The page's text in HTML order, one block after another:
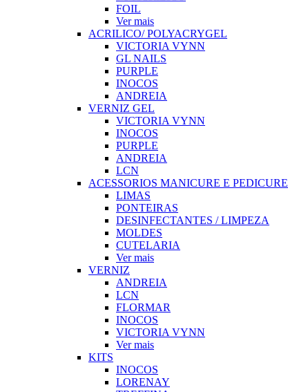
FOIL
Ver mais
ACRILICO/ POLYACRYGEL
VICTORIA VYNN
GL NAILS
PURPLE
INOCOS
ANDREIA
VERNIZ GEL
VICTORIA VYNN
INOCOS
PURPLE
ANDREIA
LCN
ACESSORIOS MANICURE E PEDICURE
LIMAS
PONTEIRAS
DESINFECTANTES / LIMPEZA
MOLDES
CUTELARIA
Ver mais
VERNIZ
ANDREIA
LCN
FLORMAR
INOCOS
VICTORIA VYNN
Ver mais
KITS
INOCOS
LORENAY